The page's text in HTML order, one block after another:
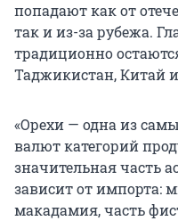
попадают как от
так и из-за рубежа.
традиционно
Таджикистан, Китай
«Орехи — одна из
валют категорий
значительная часть
зависит от импорта:
макадамия, часть